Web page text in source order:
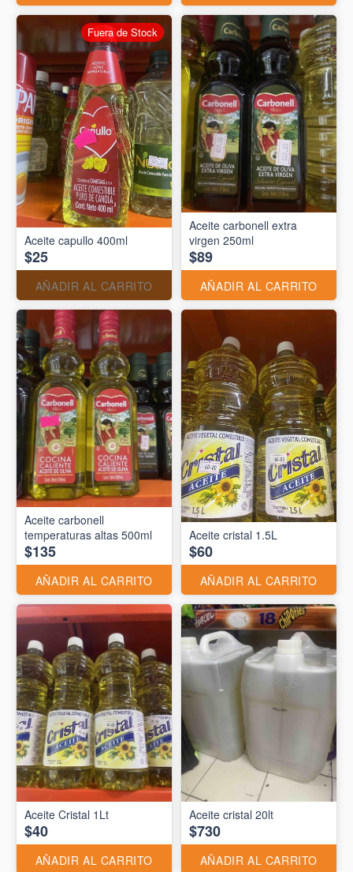
Aceite capullo 400ml
$25
AÑADIR AL CARRITO
Fuera de Stock
Aceite carbonell extra
virgen 250ml
$89
AÑADIR AL CARRITO
Aceite carbonell
temperaturas altas 500ml
$135
AÑADIR AL CARRITO
Aceite cristal 1.5L
$60
AÑADIR AL CARRITO
Aceite Cristal 1Lt
$40
AÑADIR AL CARRITO
Aceite cristal 20lt
$730
AÑADIR AL CARRITO